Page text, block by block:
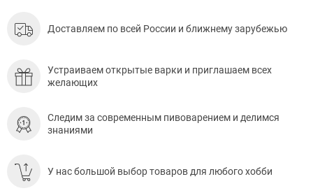
Доставляем по всей России и ближнему зарубежью
Устраиваем открытые варки и приглашаем всех
желающих
Следим за современным пивоварением и делимся
знаниями
У нас большой выбор товаров для любого хобби